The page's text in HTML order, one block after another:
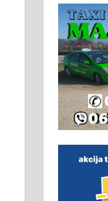
Могућа
Рудник
д.о.о.
радно
032/57-